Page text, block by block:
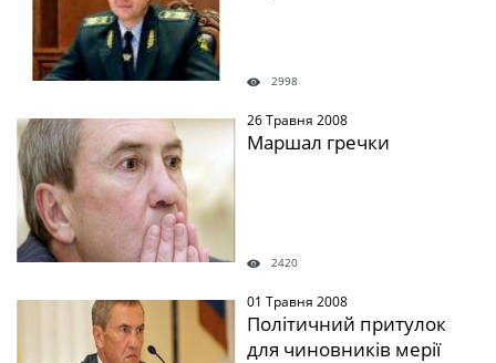
2998
" /> 26 Травня 2008
Маршал гречки
2420
01 Травня 2008
Політичний притулок
для чиновників мерії